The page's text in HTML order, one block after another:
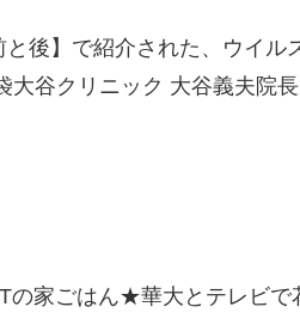
後】で紹介された、ウイ
大谷クリニック 大谷義夫院
の家ごはん★華大とテレビで